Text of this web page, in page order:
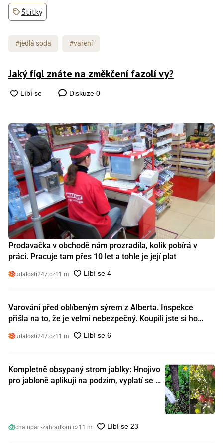
Štítky
#jedlá soda #vaření
Jaký fígl znáte na změkčení fazolí vy?
Diskuze 0
Prodavačka v obchodě nám prozradila, kolik pobírá v
práci. Pracuje tam přes 10 let a tohle je její plat
udalosti247.cz11 m
Varování před oblíbeným sýrem z Alberta. Inspekce
přišla na to, že je velmi nebezpečný. Koupili jste si ho
udalosti247.cz11 m
Kompletně obsypaný strom jablky: Hnojivo
pro jabloně aplikuji na podzim, vyplatí se s
chalupari-zahradkari.cz11 m